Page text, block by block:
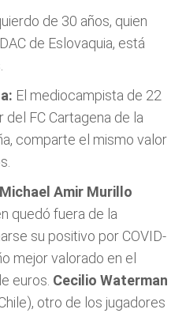
de 30 años, quien
de Eslovaquia, está
El mediocampista de 22
FC Cartagena de la
comparte el mismo valor
Michael Amir Murillo
quedó fuera de la
su positivo por COVID-
mejor valorado en el
euros. Cecilio Waterman
otro de los jugadores